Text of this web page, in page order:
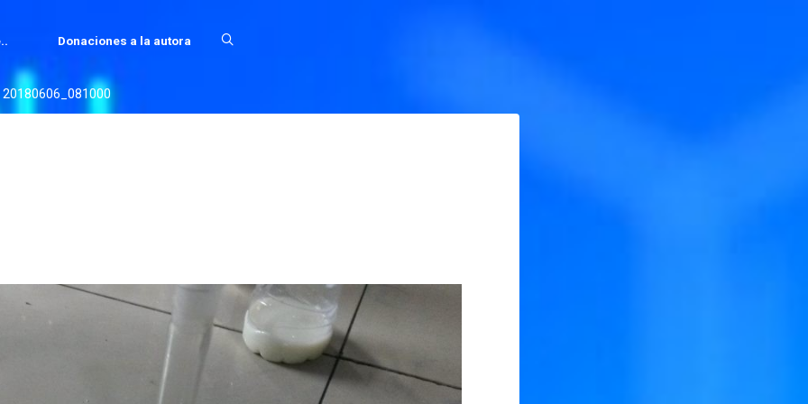
Donaciones a la autora
20180606_081000